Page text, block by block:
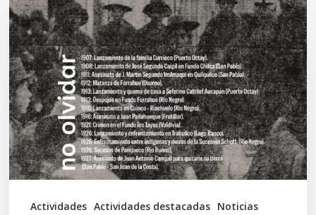
Actividades Actividades destacadas Noticias
Palimpsesto
explora
a
través
del
arte
las
tensiones
documentales